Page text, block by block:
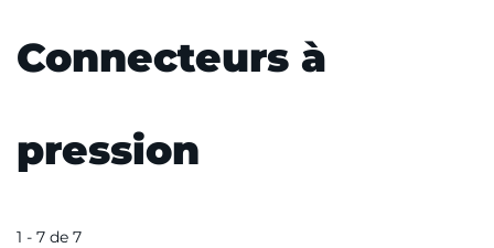
Connecteurs à
pression
1 - 7 de 7